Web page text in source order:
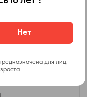
Нет
для лиц,